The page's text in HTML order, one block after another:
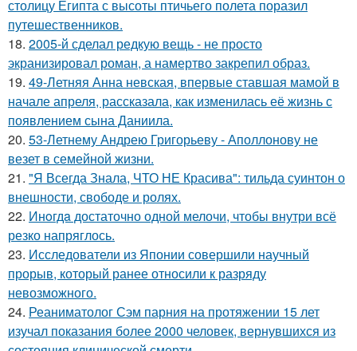
столицу Египта с высоты птичьего полета поразил
путешественников.
18. 2005-й сделал редкую вещь - не просто
экранизировал роман, а намертво закрепил образ.
19. 49-Летняя Анна невская, впервые ставшая мамой в
начале апреля, рассказала, как изменилась её жизнь с
появлением сына Даниила.
20. 53-Летнему Андрею Григорьеву - Аполлонову не
везет в семейной жизни.
21. "Я Всегда Знала, ЧТО НЕ Красива": тильда суинтон о
внешности, свободе и ролях.
22. Инoгдa достаточно одной мелочи, чтобы внутри всё
резко напряглось.
23. Исследователи из Японии совершили научный
прорыв, который ранее относили к разряду
невозможного.
24. Реаниматолог Сэм парния на протяжении 15 лет
изучал показания более 2000 человек, вернувшихся из